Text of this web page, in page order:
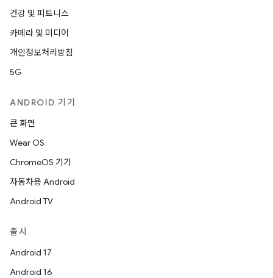
건강 및 피트니스
카메라 및 미디어
개인정보처리방침
5G
ANDROID 기기
큰 화면
Wear OS
ChromeOS 기기
자동차용 Android
Android TV
출시
Android 17
Android 16